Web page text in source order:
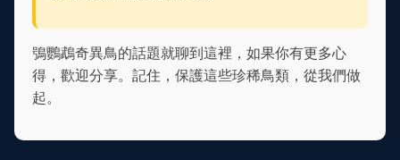
鴞鸚鵡奇異鳥的話題就聊到這裡，如果你有更多心
得，歡迎分享。記住，保護這些珍稀鳥類，從我們做
起。